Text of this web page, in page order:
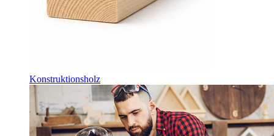
Konstruktionsholz